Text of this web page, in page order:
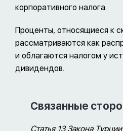
корпоративного налога.
Проценты, относящиеся к
рассматриваются как
и облагаются налогом у
дивидендов.
Связанные
Статья 13 Закона